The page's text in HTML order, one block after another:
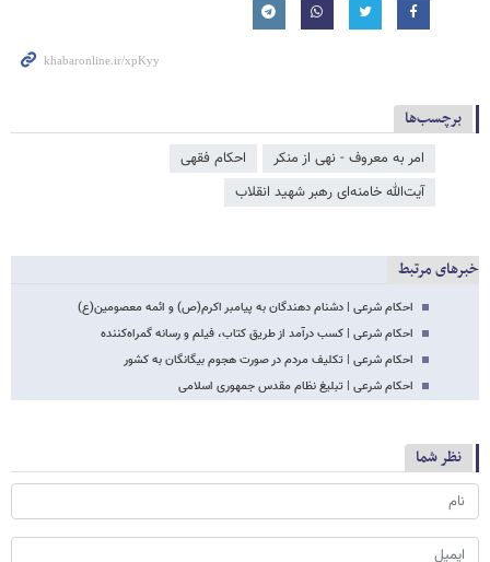
برچسب‌ها
امر به معروف - نهی از منکر
احکام فقهی
آیت‌الله خامنه‌ای رهبر شهید انقلاب
خبرهای مرتبط
احکام شرعی | دشنام دهندگان به پیامبر اکرم(ص) و ائمه معصومین(ع)
احکام شرعی | کسب درآمد از طریق کتاب، فیلم و رسانه گمراه‌کننده
احکام شرعی | تکلیف مردم در صورت هجوم بیگانگان به کشور
احکام شرعی | تبلیغ نظام مقدس جمهوری اسلامی
نظر شما